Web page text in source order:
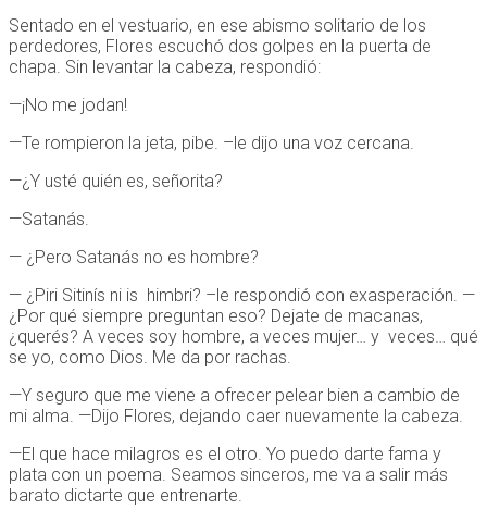
Sentado en el vestuario, en ese abismo solitario de los
perdedores, Flores escuchó dos golpes en la puerta de
chapa. Sin levantar la cabeza, respondió:
—¡No me jodan!
—Te rompieron la jeta, pibe. –le dijo una voz cercana.
—¿Y usté quién es, señorita?
—Satanás.
— ¿Pero Satanás no es hombre?
— ¿Piri Sitinís ni is himbri? –le respondió con exasperación. —
¿Por qué siempre preguntan eso? Dejate de macanas,
¿querés? A veces soy hombre, a veces mujer… y veces… qué
se yo, como Dios. Me da por rachas.
—Y seguro que me viene a ofrecer pelear bien a cambio de
mi alma. —Dijo Flores, dejando caer nuevamente la cabeza.
—El que hace milagros es el otro. Yo puedo darte fama y
plata con un poema. Seamos sinceros, me va a salir más
barato dictarte que entrenarte.